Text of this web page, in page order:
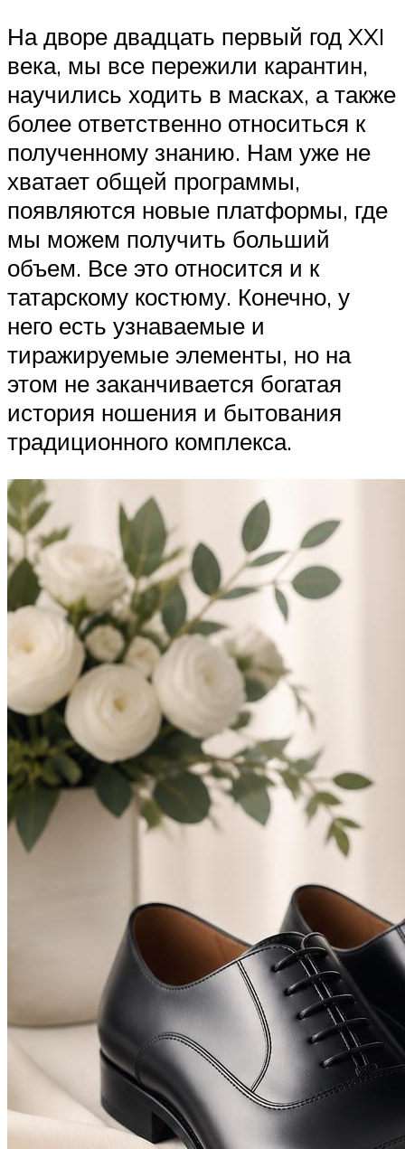
На дворе двадцать первый год XXI
века, мы все пережили карантин,
научились ходить в масках, а также
более ответственно относиться к
полученному знанию. Нам уже не
хватает общей программы,
появляются новые платформы, где
мы можем получить больший
объем. Все это относится и к
татарскому костюму. Конечно, у
него есть узнаваемые и
тиражируемые элементы, но на
этом не заканчивается богатая
история ношения и бытования
традиционного комплекса.